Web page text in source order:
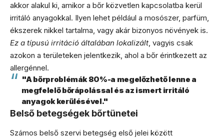
akkor alakul ki, amikor a bőr közvetlen kapcsolatba kerül
irritáló anyagokkal. Ilyen lehet például a mosószer, parfüm,
ékszerek nikkel tartalma, vagy akár bizonyos növények is.
Ez a típusú irritáció általában lokalizált, vagyis csak
azokon a területeken jelentkezik, ahol a bőr érintkezett az
allergénnel.
"A bőrproblémák 80%-a megelőzhető lenne a
megfelelő bőrápolással és az ismert irritáló
anyagok kerülésével."
Belső betegségek bőrtünetei
Számos belső szervi betegség első jelei között